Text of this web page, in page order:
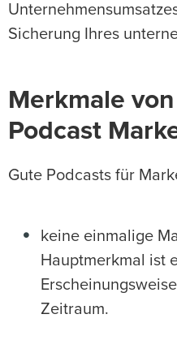
Sicherung Ihres
Merkmale
Podcast
Gute Podcasts für
keine einmalige
Hauptmerkmal ist
Zeitraum.